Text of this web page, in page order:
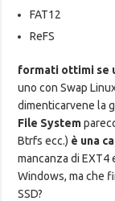
FAT12
ReFS
formati ottimi se
uno con Swap
dimenticarvene la
File System
Btrfs ecc.) è una
mancanza di
Windows, ma che
SSD?